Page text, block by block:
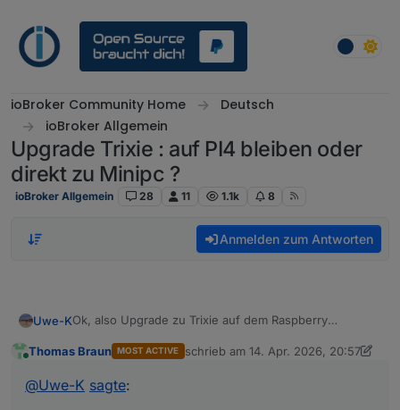
ioBroker Community Home
Deutsch
ioBroker Allgemein
Upgrade Trixie : auf PI4 bleiben oder
direkt zu Minipc ?
ioBroker Allgemein 28 11 1.1k 8
Anmelden zum Antworten
Uwe-KOk, also Upgrade zu Trixie auf dem Raspberry
Dann die neue Hardware auch auf den gleichen OS ,
Ich hatte gedacht ich könnte mir evtl das Upgrade auf
aber gleiche IOB, Debmatic etc version wie auf dem PI,
Thomas Braun MOST ACTIVE schrieb am 14. Apr. 2026, 20:57
zuletzt editiert von Thomas Braun
@Uwe-K sagte: